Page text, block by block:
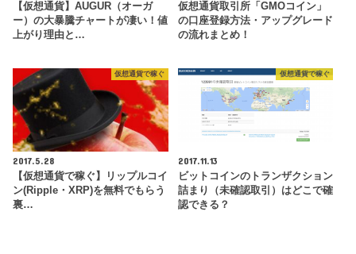
【仮想通貨】AUGUR（オーガ
ー）の大暴騰チャートが凄い！値
上がり理由と…
仮想通貨取引所「GMOコイン」
の口座登録方法・アップグレード
の流れまとめ！
仮想通貨で稼ぐ
2017.5.28
【仮想通貨で稼ぐ】リップルコイ
ン(Ripple・XRP)を無料でもらう
裏…
仮想通貨で稼ぐ
2017.11.13
ビットコインのトランザクション
詰まり（未確認取引）はどこで確
認できる？